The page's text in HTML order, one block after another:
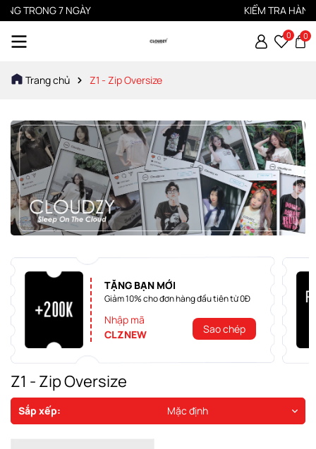
TRONG 7 NGÀY KIỂM TRA HÀNG
0 0
Trang chủ Z1 - Zip Oversize
TẶNG BẠN MỚI
Giảm 10% cho đơn hàng đầu tiên từ 0Đ
Nhập mã
CLZNEW
Sao chép
Z1 - Zip Oversize
Sắp xếp: Mặc định